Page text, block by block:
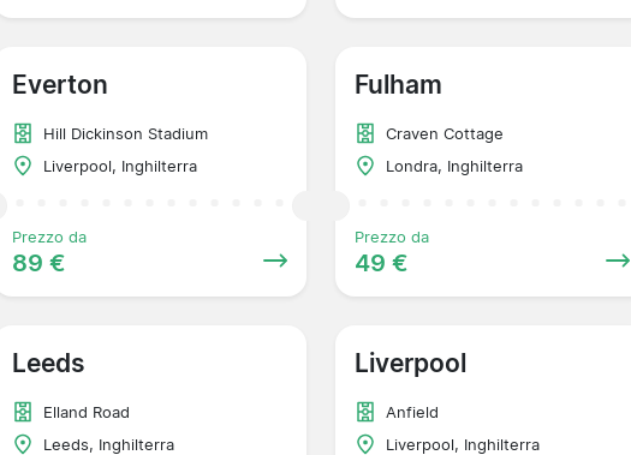
Everton
Hill Dickinson Stadium
Liverpool, Inghilterra
Prezzo da
89 €
Fulham
Craven Cottage
Londra, Inghilterra
Prezzo da
49 €
Leeds
Elland Road
Leeds, Inghilterra
Liverpool
Anfield
Liverpool, Inghilterra